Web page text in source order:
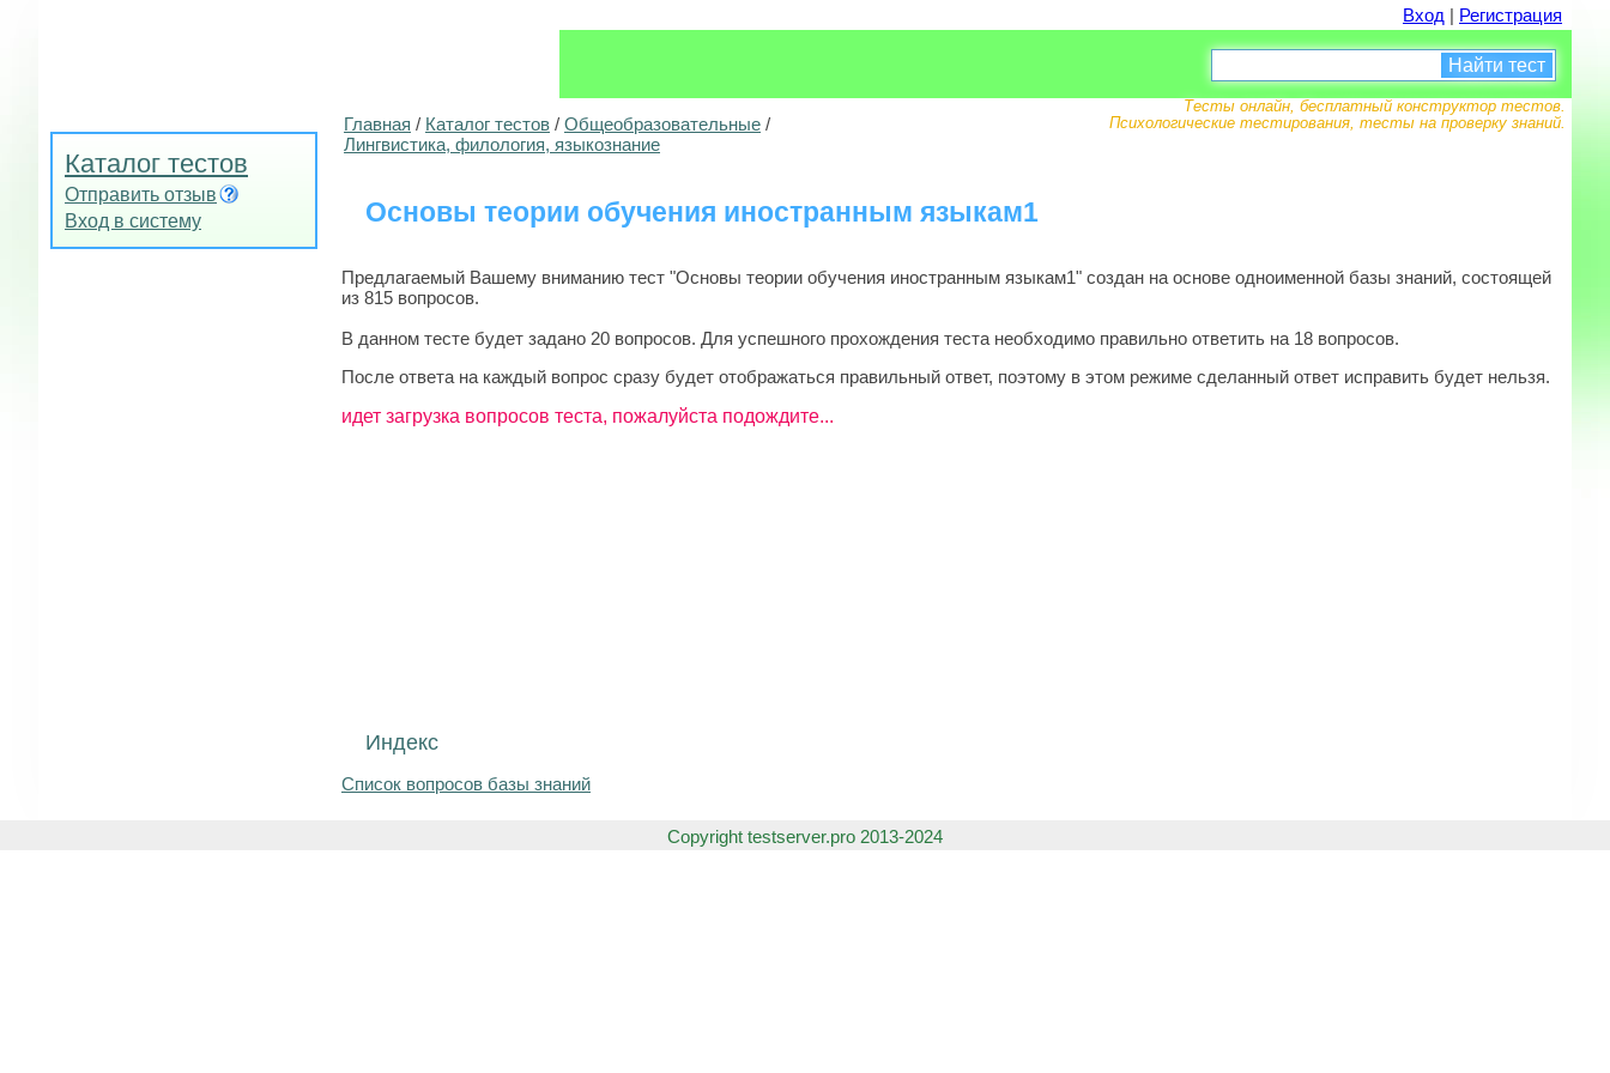
Вход | Регистрация
Тесты онлайн, бесплатный конструктор тестов.
Психологические тестирования, тесты на проверку знаний.
Найти тест
Каталог тестов
Отправить отзыв
Вход в систему
Главная / Каталог тестов / Общеобразовательные /
Лингвистика, филология, языкознание
Основы теории обучения иностранным языкам1
Предлагаемый Вашему вниманию тест "Основы теории обучения иностранным языкам1" создан на основе одноименной базы знаний, состоящей
из 815 вопросов.
В данном тесте будет задано 20 вопросов. Для успешного прохождения теста необходимо правильно ответить на 18 вопросов.
После ответа на каждый вопрос сразу будет отображаться правильный ответ, поэтому в этом режиме сделанный ответ исправить будет нельзя.
идет загрузка вопросов теста, пожалуйста подождите...
Индекс
Список вопросов базы знаний
Copyright testserver.pro 2013-2024